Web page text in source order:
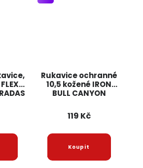
Rukavice ochranné
10,5 kožené IRON
BULL CANYON
119 Kč